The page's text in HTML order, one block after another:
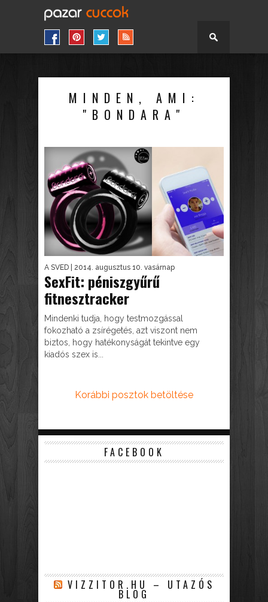
MINDEN, AMI:
"BONDARA"
A SVED | 2014. augusztus 10. vasárnap
SexFit: péniszgyűrű
fitnesztracker
Mindenki tudja, hogy testmozgással
fokozható a zsírégetés, azt viszont nem
biztos, hogy hatékonyságát tekintve egy
kiadós szex is...
Korábbi posztok betöltése
FACEBOOK
VIZZITOR.HU – UTAZÓS
BLOG